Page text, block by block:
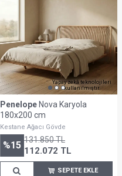
Yapay zekâ teknolojileri
kullanılmıştır.
Penelope Nova Karyola
180x200 cm
Kestane Ağacı Gövde
%15 131.850TL
112.072 TL
SEPETE EKLE